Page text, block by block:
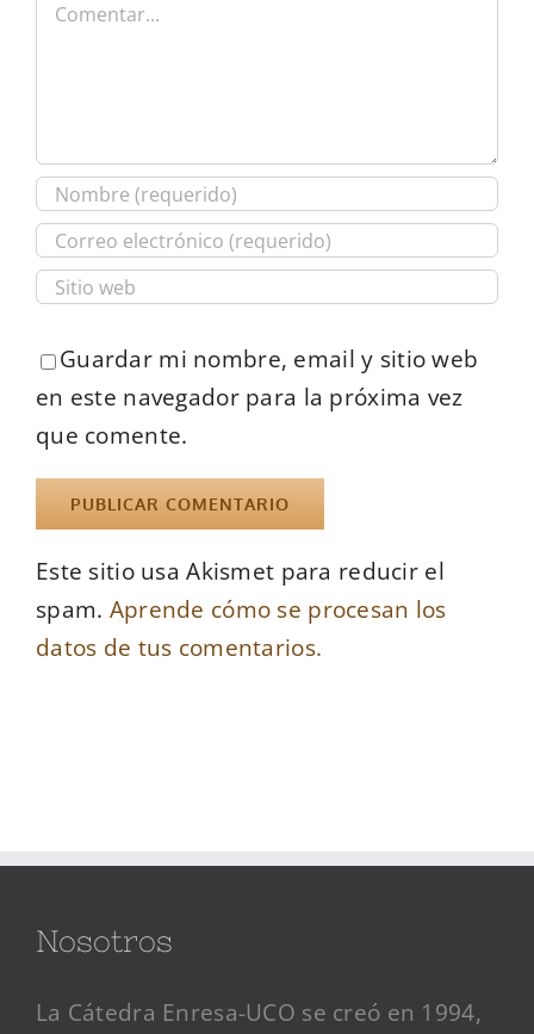
Guardar mi nombre, email y sitio web
en este navegador para la próxima vez
que comente.
Este sitio usa Akismet para reducir el
spam. Aprende cómo se procesan los
datos de tus comentarios.
Nosotros
La Cátedra Enresa-UCO se creó en 1994,